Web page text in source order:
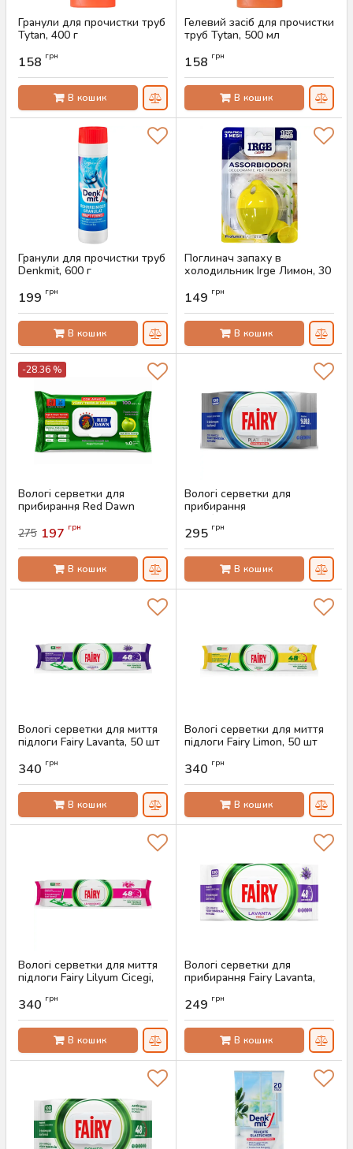
Гранули для прочистки труб
Tytan, 400 г
158 грн
В кошик
Гелевий засіб для прочистки
труб Tytan, 500 мл
158 грн
В кошик
Гранули для прочистки труб
Denkmit, 600 г
199 грн
В кошик
Поглинач запаху в
холодильник Irge Лимон, 30
Артикул:
149 грн
В кошик
-28.36 %
Вологі серветки для
прибирання Red Dawn
Артикул: AS-00382
275 197 грн
В кошик
Вологі серветки для
прибирання
антибактеріальні Fairy
Platinum, 100 шт
Артикул:AS-00359
295 грн
В кошик
Вологі серветки для миття
підлоги Fairy Lavanta, 50 шт
340 грн
В кошик
Вологі серветки для миття
підлоги Fairy Limon, 50 шт
340 грн
В кошик
Вологі серветки для миття
підлоги Fairy Lilyum Cicegi,
Артикул:
340 грн
В кошик
Вологі серветки для
прибирання Fairy Lavanta,
Артикул:
249 грн
В кошик